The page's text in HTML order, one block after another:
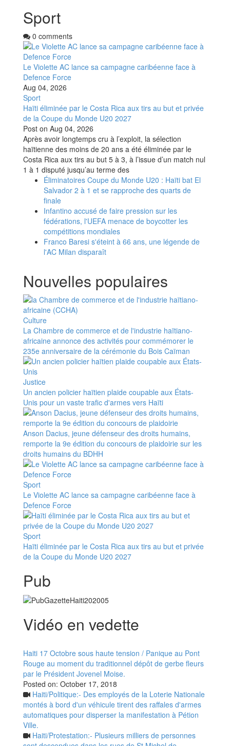
Sport
0 comments
Le Violette AC lance sa campagne caribéenne face à
Defence Force
Aug 04, 2026
Sport
Haïti éliminée par le Costa Rica aux tirs au but et privée
de la Coupe du Monde U20 2027
Post on Aug 04, 2026
Après avoir longtemps cru à l’exploit, la sélection
haïtienne des moins de 20 ans a été éliminée par le
Costa Rica aux tirs au but 5 à 3, à l’issue d’un match nul
1 à 1 disputé jusqu’au terme des
Éliminatoires Coupe du Monde U20 : Haïti bat El
Salvador 2 à 1 et se rapproche des quarts de
finale
Infantino accusé de faire pression sur les
fédérations, l'UEFA menace de boycotter les
compétitions mondiales
Franco Baresi s'éteint à 66 ans, une légende de
l'AC Milan disparaît
Nouvelles populaires
Culture
La Chambre de commerce et de l'industrie haïtiano-
africaine annonce des activités pour commémorer le
235e anniversaire de la cérémonie du Bois Caïman
Justice
Un ancien policier haïtien plaide coupable aux États-
Unis pour un vaste trafic d'armes vers Haïti
Anson Dacius, jeune défenseur des droits humains,
remporte la 9e édition du concours de plaidoirie sur les
droits humains du BDHH
Sport
Le Violette AC lance sa campagne caribéenne face à
Defence Force
Sport
Haïti éliminée par le Costa Rica aux tirs au but et privée
de la Coupe du Monde U20 2027
Pub
Vidéo en vedette
Haiti 17 Octobre sous haute tension / Panique au Pont
Rouge au moment du traditionnel dépôt de gerbe fleurs
par le Président Jovenel Moise.
Posted on: October 17, 2018
Haiti/Politique:- Des employés de la Loterie Nationale
montés à bord d'un véhicule tirent des raffales d'armes
automatiques pour disperser la manifestation à Pétion
Ville.
Haiti/Protestation:- Plusieurs milliers de personnes